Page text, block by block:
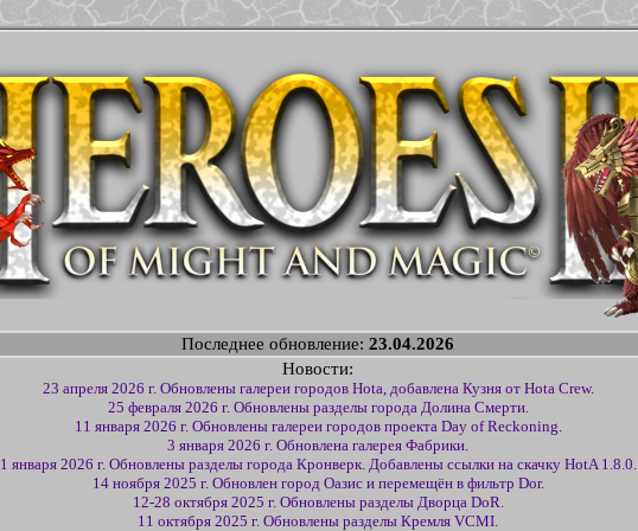
Последнее обновление: 23.04.2026
Новости:
23 апреля 2026 г. Обновлены галереи городов Hota, добавлена Кузня от Hota Crew.
25 февраля 2026 г. Обновлены разделы города Долина Смерти.
11 января 2026 г. Обновлены галереи городов проекта Day of Reckoning.
3 января 2026 г. Обновлена галерея Фабрики.
1 января 2026 г. Обновлены разделы города Кронверк. Добавлены ссылки на скачку HotA 1.8.0.
14 ноября 2025 г. Обновлен город Оазис и перемещён в фильтр Dor.
12-28 октября 2025 г. Обновлены разделы Дворца DoR.
11 октября 2025 г. Обновлены разделы Кремля VCMI.